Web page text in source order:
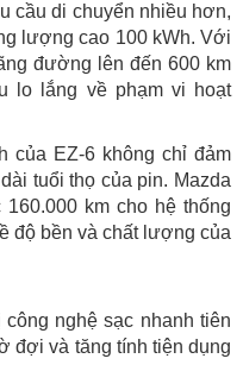
cầu di chuyển nhiều hơn,
lượng cao 100 kWh. Với
đường lên đến 600 km
lo lắng về phạm vi hoạt
của EZ-6 không chỉ đảm
tuổi thọ của pin. Mazda
km cho hệ thống
độ bền và chất lượng của
nghệ sạc nhanh tiên
đợi và tăng tính tiện dụng